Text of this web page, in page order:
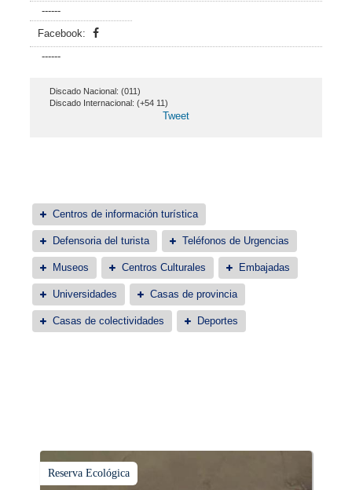
------
Facebook:
------
Discado Nacional: (011)
Discado Internacional: (+54 11)
Tweet
Centros de información turística
Defensoria del turista Teléfonos de Urgencias
Museos Centros Culturales Embajadas
Universidades Casas de provincia
Casas de colectividades Deportes
Reserva Ecológica